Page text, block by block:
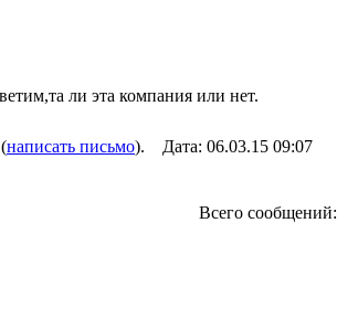
ли эта компания или нет.
написать письмо). Дата: 06.03.15 09:07
Всего сообщений: